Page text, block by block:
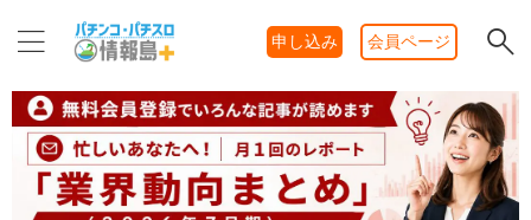
申し込み 会員ページ